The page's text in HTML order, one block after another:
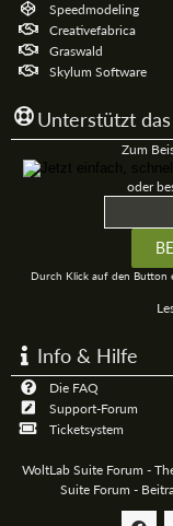
Speedmodeling
Creativefabrica
Graswald
Skylum Software
Unterstützt
Zum
oder
Durch Klick auf den Button
Info & Hilfe
Die FAQ
Support-Forum
Ticketsystem
WoltLab Suite Forum -
Suite Forum -